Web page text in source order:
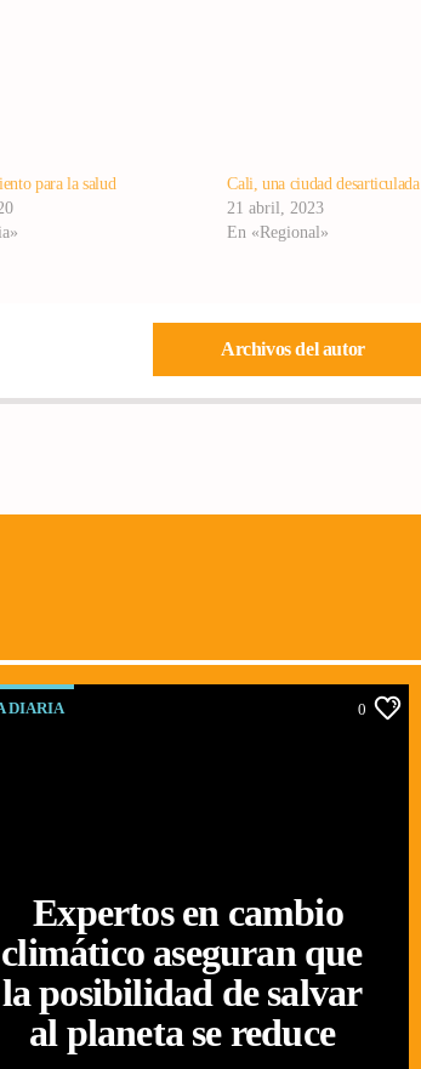
para la salud
Cali, una ciudad desarticulada
21 abril, 2023
En «Regional»
Archivos del autor
DIARIA 0
Expertos en cambio
climático aseguran que
la posibilidad de salvar
al planeta se reduce